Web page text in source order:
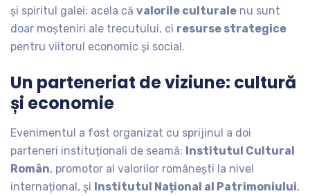
și spiritul galei: acela că valorile culturale nu sunt
doar moșteniri ale trecutului, ci resurse strategice
pentru viitorul economic și social.
Un parteneriat de viziune: cultură
și economie
Evenimentul a fost organizat cu sprijinul a doi
parteneri instituționali de seamă: Institutul Cultural
Român, promotor al valorilor românești la nivel
internațional, și Institutul Național al Patrimoniului,